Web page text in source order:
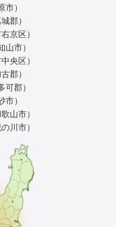
市）
郡）
京区）
山市）
央区）
郡）
可郡）
市）
山市）
川市）